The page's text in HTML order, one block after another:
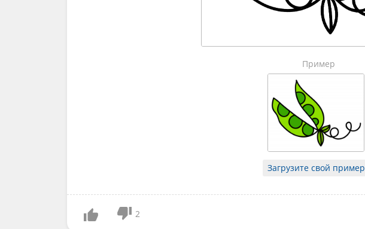
Пример
Загрузите свой пример
2